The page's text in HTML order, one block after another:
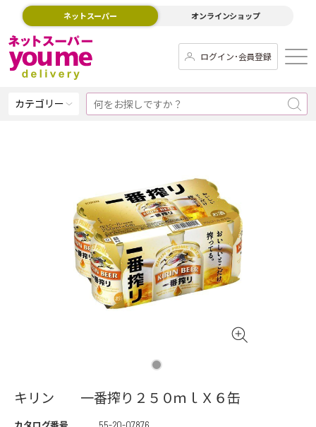
ネットスーパー オンラインショップ
ログイン･会員登録
カテゴリー
キリン 一番搾り２５０ｍｌＸ６缶